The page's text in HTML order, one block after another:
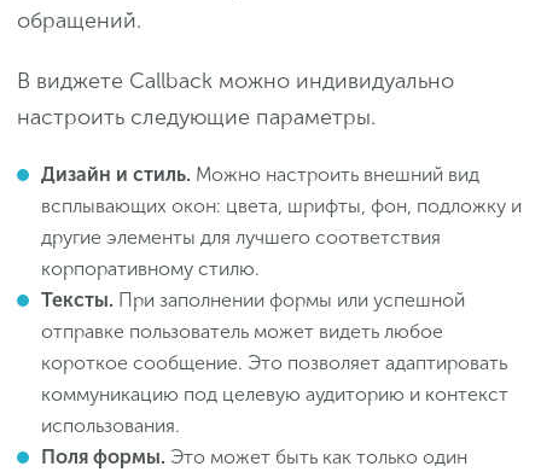
обращений.
В виджете Callback можно индивидуально
настроить следующие параметры.
Дизайн и стиль. Можно настроить внешний вид
всплывающих окон: цвета, шрифты, фон, подложку и
другие элементы для лучшего соответствия
корпоративному стилю.
Тексты. При заполнении формы или успешной
отправке пользователь может видеть любое
короткое сообщение. Это позволяет адаптировать
коммуникацию под целевую аудиторию и контекст
использования.
Поля формы. Это может быть как только один